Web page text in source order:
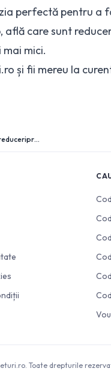
perfectă pentru a
, află care sunt
mici.
și fii mereu la
Oferta zilei eMAG.ro: Reduceri de neratat pe reduceripreturi.ro!
Toate drepturile